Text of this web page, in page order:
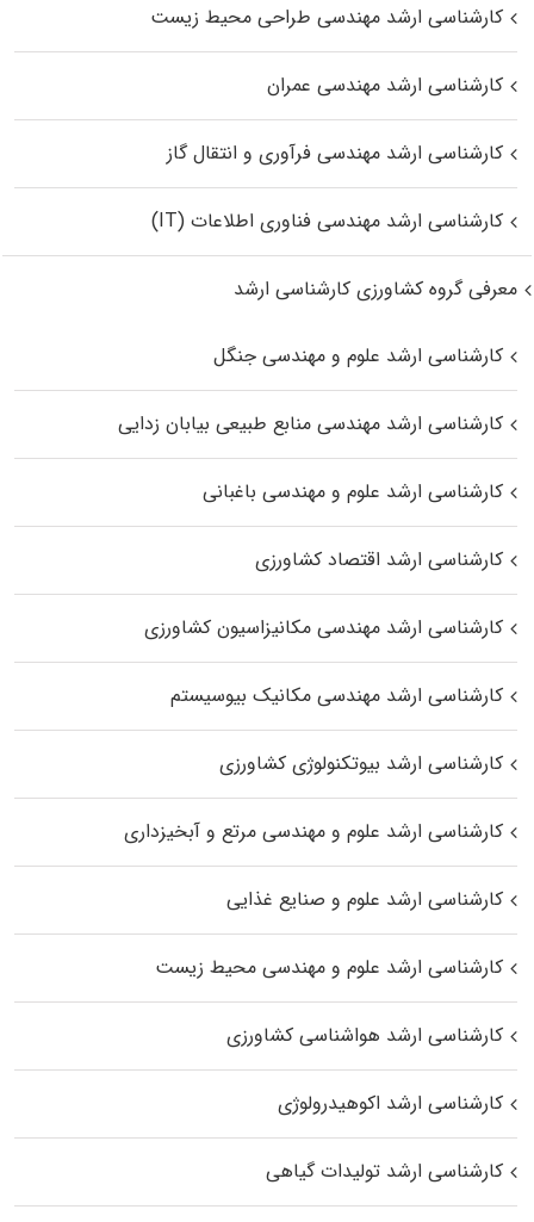
کارشناسی ارشد مهندسی طراحی محیط زیست
کارشناسی ارشد مهندسی عمران
کارشناسی ارشد مهندسی فرآوری و انتقال گاز
کارشناسی ارشد مهندسی فناوری اطلاعات (IT)
معرفی گروه کشاورزی کارشناسی ارشد
کارشناسی ارشد علوم و مهندسی جنگل
کارشناسی ارشد مهندسی منابع طبیعی بیابان زدایی
کارشناسی ارشد علوم و مهندسی باغبانی
کارشناسی ارشد اقتصاد کشاورزی
کارشناسی ارشد مهندسی مکانیزاسیون کشاورزی
کارشناسی ارشد مهندسی مکانیک بیوسیستم
کارشناسی ارشد بیوتکنولوژی کشاورزی
کارشناسی ارشد علوم و مهندسی مرتع و آبخیزداری
کارشناسی ارشد علوم و صنایع غذایی
کارشناسی ارشد علوم و مهندسی محیط زیست
کارشناسی ارشد هواشناسی کشاورزی
کارشناسی ارشد اکوهیدرولوژی
کارشناسی ارشد تولیدات گیاهی